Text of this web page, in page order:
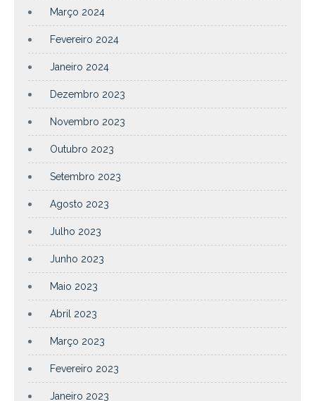
Março 2024
Fevereiro 2024
Janeiro 2024
Dezembro 2023
Novembro 2023
Outubro 2023
Setembro 2023
Agosto 2023
Julho 2023
Junho 2023
Maio 2023
Abril 2023
Março 2023
Fevereiro 2023
Janeiro 2023